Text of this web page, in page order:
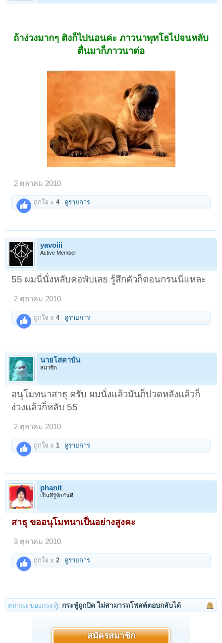
ถ้าง่วงมากๆ ติงก็ไปนอนค่ะ ภาวนาพุทโธไปจนหลับ
ตื่นมาก็ภาวนาต่อ
2 ตุลาคม 2010
ถูกใจ x4 ดูรายการ
yavoiii
Active Member
55 ผมนี่นั่งหลับคอพับเลย รู้สึกตัวก็ตอนกรนนี่แหละ
2 ตุลาคม 2010
ถูกใจ x4 ดูรายการ
นายโสดาบัน
สมาชิก
อนุโมทนาสาธุ ครับ ผมนั่งแล้วมันก็ปวดหลังแล้วก็
ง่วงแล้วก็หลับ 55
2 ตุลาคม 2010
ถูกใจ x 1 ดูรายการ
phanit
เป็นที่รู้จักกันดี
สาธุ ขออนุโมทนาเป็นอย่างสูงคะ
3 ตุลาคม 2010
ถูกใจ x2 ดูรายการ
สถานะของกระทู้: กระทู้ถูกปิด ไม่สามารถโพสต์ตอบกลับได้
สมัครสมาชิก